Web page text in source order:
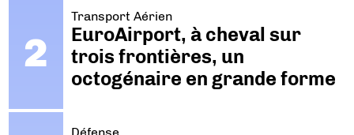
Transport Aérien
EuroAirport, à cheval sur
trois frontières, un
octogénaire en grande forme